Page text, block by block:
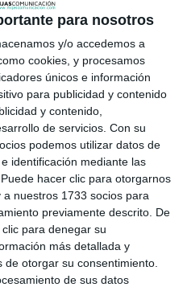
para nosotros
y/o accedemos a
cookies, y procesamos
únicos e información
para publicidad y contenido
y contenido,
de servicios. Con su
podemos utilizar datos de
identificación mediante las
hacer clic para otorgarnos
nuestros 1733 socios para
previamente descrito. De
para denegar su
más detallada y
otorgar su consentimiento.
de sus datos
Civil impartirá
mayores para
y evitar robos
de Mijas
ante las
amorosas’
en Málaga una
telefónicas a
nórdicos